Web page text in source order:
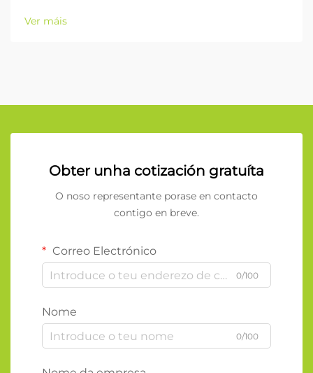
Ver máis
Obter unha cotización gratuíta
O noso representante porase en contacto
contigo en breve.
Correo Electrónico
0/100
Nome
0/100